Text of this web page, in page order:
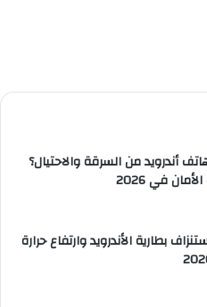
أندرويد من السرقة والاحتيال؟
في 2026
بطارية الأندرويد وارتفاع حرارة